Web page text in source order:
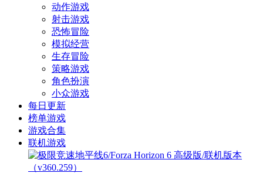
动作游戏
射击游戏
恐怖冒险
模拟经营
生存冒险
策略游戏
角色扮演
小众游戏
每日更新
榜单游戏
游戏合集
联机游戏